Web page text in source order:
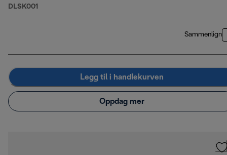
DLSK001
Sammenlign
Legg til i handlekurven
Oppdag mer